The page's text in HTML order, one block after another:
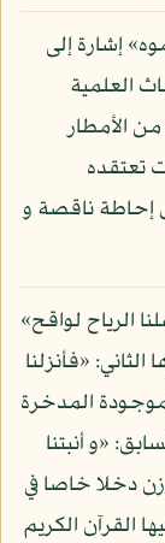
إشارة إلى
العلمية
من الأمطار
تعتقده
إحاطة ناقصة و
الرياح لواقح»
«فأنزلنا
المدخرة
«و أنبتنا
دخلا خاصا في
القرآن الكريم